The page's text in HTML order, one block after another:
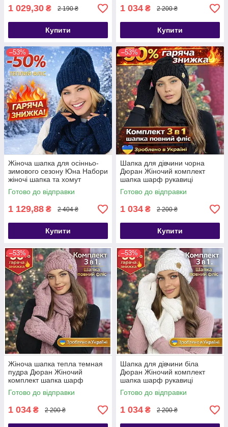
1 029,30 ₴ 2 190 ₴
Купити
1 034 ₴ 2 200 ₴
Купити
–53%
Жіноча шапка для осінньо-
зимового сезону Юна Набори
жіночі шапка та хомут
Готово до відправки
1 129,88 ₴ 2 404 ₴
Купити
–53%
Шапка для дівчини чорна
Дюран Жіночий комплект
шапка шарф рукавиці
Готово до відправки
1 034 ₴ 2 200 ₴
Купити
–53%
Жіноча шапка тепла темная
пудра Дюран Жіночий
комплект шапка шарф
рукавиці
Готово до відправки
1 034 ₴ 2 200 ₴
–53%
Шапка для дівчини біла
Дюран Жіночий комплект
шапка шарф рукавиці
Готово до відправки
1 034 ₴ 2 200 ₴